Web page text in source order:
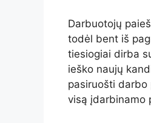
Darbuotojų
todėl bent iš
tiesiogiai dirba
ieško naujų
pasiruošti darbo
visą įdarbinamo